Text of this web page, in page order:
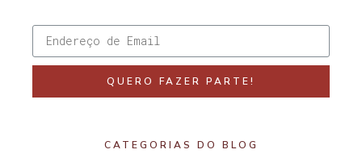
QUERO FAZER PARTE!
CATEGORIAS DO BLOG